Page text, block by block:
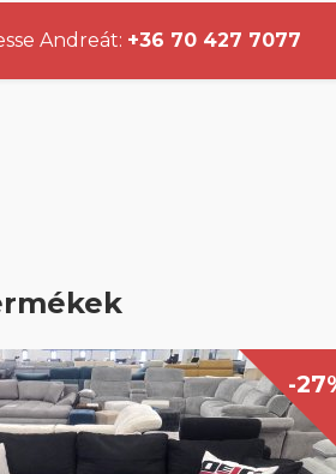
Andreát: +36 70 427 7077
-